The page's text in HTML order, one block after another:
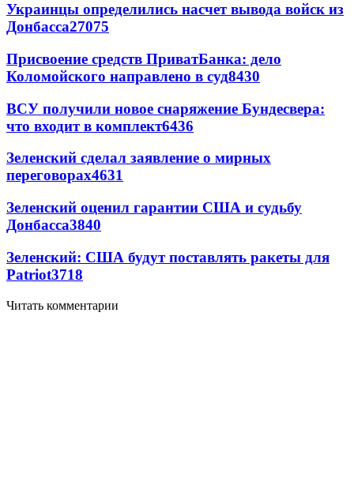
Украинцы определились насчет вывода войск из
Донбасса27075
Присвоение средств ПриватБанка: дело
Коломойского направлено в суд8430
ВСУ получили новое снаряжение Бундесвера:
что входит в комплект6436
Зеленский сделал заявление о мирных
переговорах4631
Зеленский оценил гарантии США и судьбу
Донбасса3840
Зеленский: США будут поставлять ракеты для
Patriot3718
Читать комментарии